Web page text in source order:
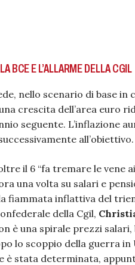
BCE E L’ALLARME DELLA CGIL
nello scenario di base
crescita dell’area euro
seguente. L’inflazione
all’obiettivo.
il 6 “fa tremare le vene
una volta su salari e
fiammata inflattiva del
della Cgil,
è una spirale prezzi
lo scoppio della guerra
è stata determinata,